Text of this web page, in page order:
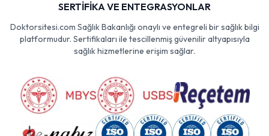
SERTİFİKA VE ENTEGRASYONLAR
Doktorsitesi.com Sağlık Bakanlığı onaylı ve entegreli bir sağlık bilgi
platformudur. Sertifikaları ile tescillenmiş güvenilir altyapısıyla
sağlık hizmetlerine erişim sağlar.